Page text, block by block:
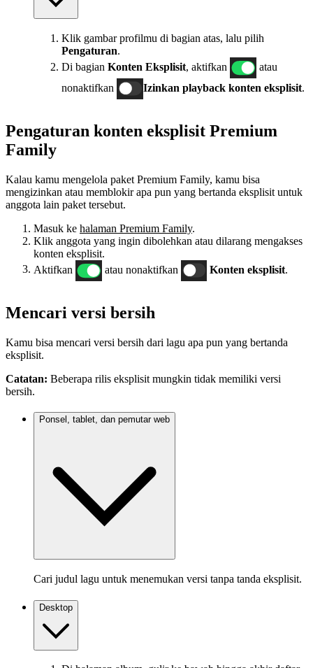
Klik gambar profilmu di bagian atas, lalu pilih
Pengaturan.
Di bagian Konten Eksplisit, aktifkan
atau
nonaktifkan
Izinkan playback konten eksplisit.
Pengaturan konten eksplisit Premium
Family
Kalau kamu mengelola paket Premium Family, kamu bisa
mengizinkan atau memblokir apa pun yang bertanda eksplisit untuk
anggota lain paket tersebut.
Masuk ke halaman Premium Family.
Klik anggota yang ingin dibolehkan atau dilarang mengakses
konten eksplisit.
Aktifkan
atau nonaktifkan Konten eksplisit
Mencari versi bersih
Kamu bisa mencari versi bersih dari lagu apa pun yang bertanda
eksplisit.
Catatan: Beberapa rilis eksplisit mungkin tidak memiliki versi
bersih.
Ponsel, tablet, dan pemutar web
Cari judul lagu untuk menemukan versi tanpa tanda eksplisit.
Desktop